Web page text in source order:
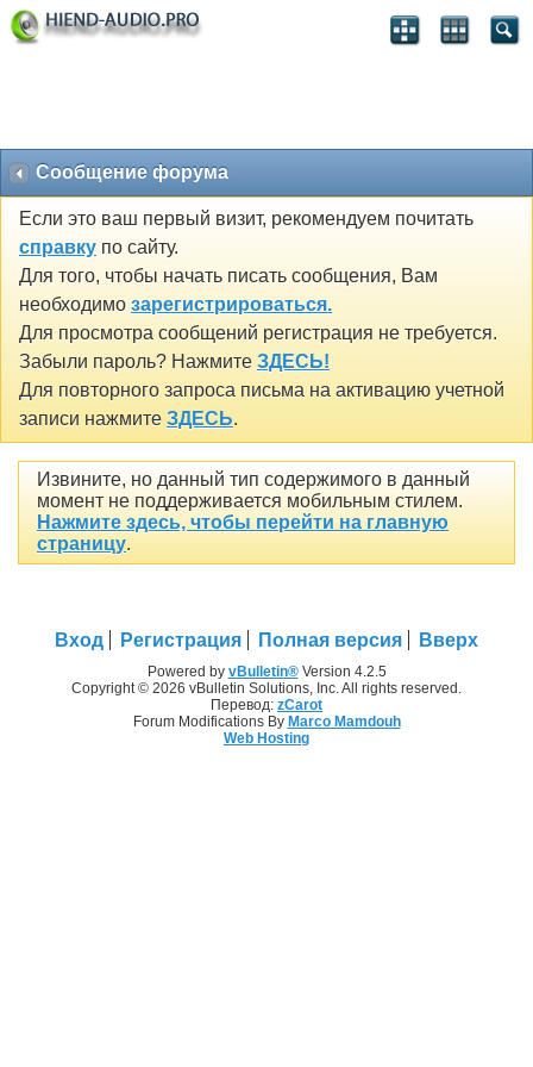
Сообщение форума
Если это ваш первый визит, рекомендуем почитать
справку по сайту.
Для того, чтобы начать писать сообщения, Вам
необходимо зарегистрироваться.
Для просмотра сообщений регистрация не требуется.
Забыли пароль? Нажмите ЗДЕСЬ!
Для повторного запроса письма на активацию учетной
записи нажмите ЗДЕСЬ.
Извините, но данный тип содержимого в данный
момент не поддерживается мобильным стилем.
Нажмите здесь, чтобы перейти на главную
страницу.
Вход Регистрация Полная версия Вверх
Powered by vBulletin®Version 4.2.5
Copyright © 2026 vBulletin Solutions, Inc. All rights reserved.
Перевод: zCarot
Forum Modifications By Marco Mamdouh
Web Hosting